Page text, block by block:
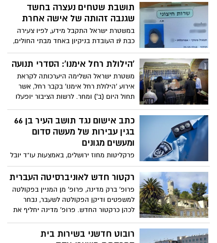
כוללת: הקמת כפר הייטק, כ- 2000 יח"ד
לצעירים, פארק פתוח ענק הכולל שטחים
פעילות שונים
תושבת שטחים נעצרה בחשד
שגנבה זהותה של אישה אחרת
במשטרת ישראל התקבל מידע, לפיו צעירה
כבת 19 העובדת בניקיון באחד מבתי החולים,
איננה תושבת ישראל בעלת מעמד מוסדר
כחוק.מהחקירה עולה, כי מעל חודש ימים
בבית החולים, אליו התקבלה באמצעות
תעודת זהות ישראלית אותה עפ"י החשד גנבה
מחברתה תושבת ישראל
'הילולת רחל אימנו': הסדרי תנועה
משטרת ישראל השלימה היערכותה לקראת
אירוע 'הילולת רחל אימנו' בקבר רחל, אשר
תחול היום (ב') ומחר. לרשות הציבור יופעלו
כתב אישום נגד תושב העיר בן 66
בגין עבירות של מעשה סדום
ומעשים מגונים
פרקליטות מחוז ירושלים, באמצעות עו"ד יובל
קדר, הגישה לבית המשפט המחוזי בעיר כתב
אישום נגד חיים שרגאי, בן 66 מירושלים, בגין
עבירות של מעשה סדום ומעשים מגונים
שביצע במהלך השנתיים האחרונות בשלושה
קטינים בני 13-16 בעת שטבלו במקווה
רקטור חדש לאוניברסיטה העברית
פרופ' ברק מדינה, פרופ' מן המניין בפקולטה
למשפטים ודיקן הפקולטה לשעבר, נבחר
לכהן כרקטור החדש. פרופ' מדינה יחליף את
האוניברסיטה
רובוט חדשני בשירות בית